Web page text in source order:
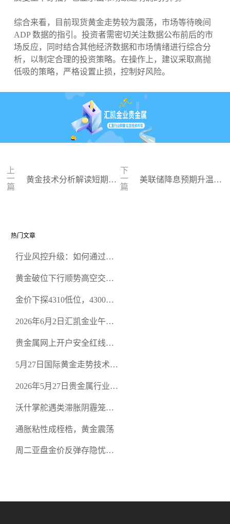
综合来看，目前现货黄金走势较为震荡，市场等待晚间
ADP 数据的指引。投资者需密切关注数据公布前后的市
场反应，同时结合其他经济数据和市场情绪进行综合分
析，以制定合理的投资策略。在操作上，建议采取高抛
低吸的策略，严格设置止损，控制好风险。
上
一
篇
黄金技术分析解读短期走
下
一
篇
美联储降息预期升温，
热门文章
行业风控升级：如何通过正
规黄金开户交易平台？
黄金破位下行顺势高空交易
金价下探4310低位，4300关
2026年6月2日汇凯金业午盘
空头清算算法如何布防？
贵金属网上开户安全红线：
恶意洗盘陷阱
5月27日国际黄金走势技术盘
规黄金平台全方位行情解析
2026年5月27日贵金属行业新
正规贵金属开户平台迎开户
热潮
沃什掌舵遇类滞胀阴霾笼
通胀粘性成桎梏，黄金震荡
周二亚盘金价反弹存隐忧，